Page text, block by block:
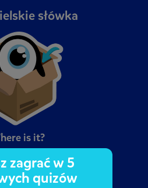
demonstracyjną Squli
teraz!
1
słówka
is it?
zagrać w 5
quizów